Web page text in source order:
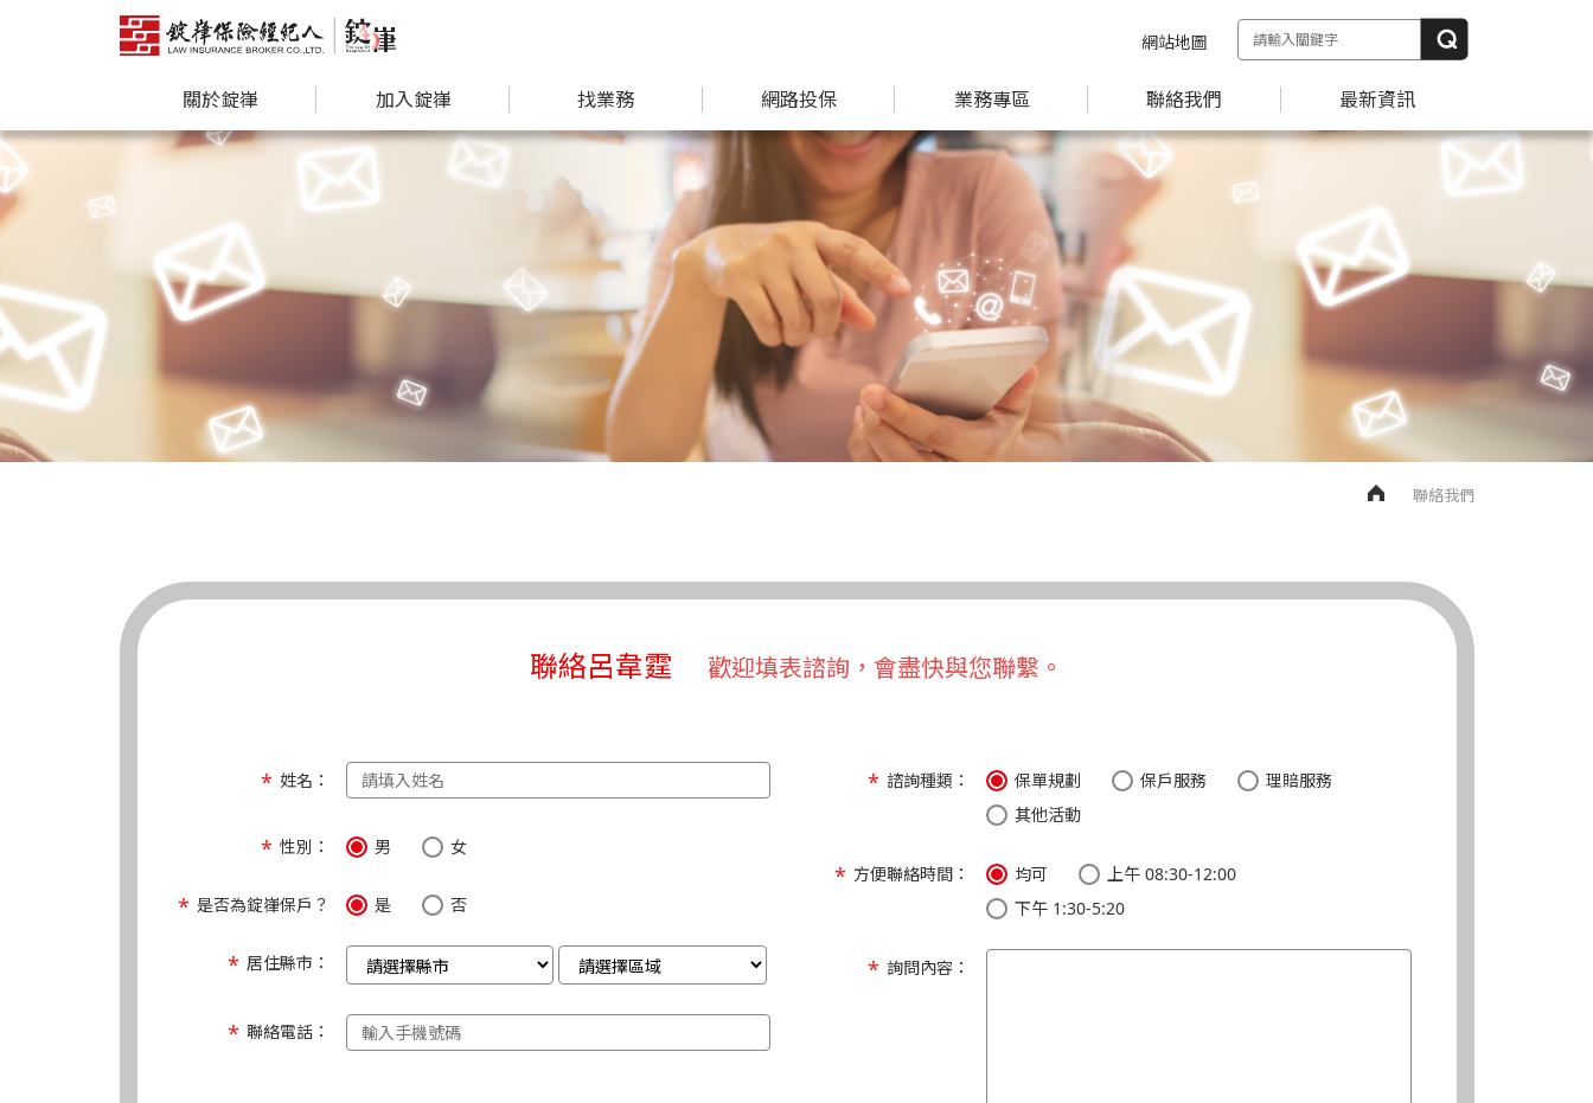
網站地圖
關於錠嵂 加入錠嵂 找業務 網路投保 業務專區 聯絡我們 最新資訊
聯絡我們
聯絡呂韋霆 歡迎填表諮詢，會盡快與您聯繫。
姓名：
性別： 男 女
是否為錠嵂保戶？ 是 否
居住縣市：
聯絡電話：
諮詢種類： 保單規劃 保戶服務
理賠服務
其他活動
方便聯絡時間： 均可
上午 08:30-12:00
下午 1:30-5:20
詢問內容：